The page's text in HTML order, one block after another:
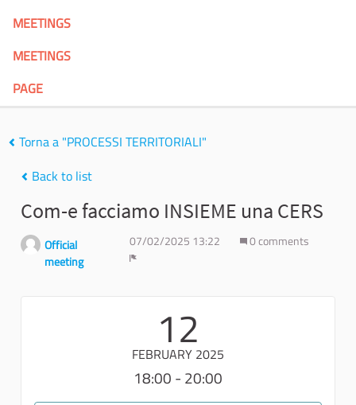
MEETINGS
MEETINGS
PAGE
Torna a "PROCESSI TERRITORIALI"
Back to list
Com-e facciamo INSIEME una CERS
Official
meeting
07/02/2025 13:22
0 comments
12
FEBRUARY 2025
18:00 - 20:00